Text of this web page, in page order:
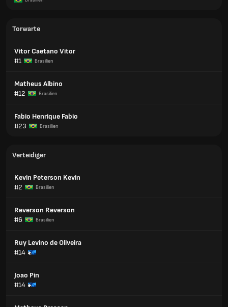
Torwarte
Vitor Caetano Vitor
#1
Brasilien
Matheus Albino
#12
Brasilien
Fabio Henrique Fabio
#23
Brasilien
Verteidiger
Kevin Peterson Kevin
#2
Brasilien
Reverson Reverson
#6
Brasilien
Ruy Levino de Oliveira
#14
Joao Pin
#14